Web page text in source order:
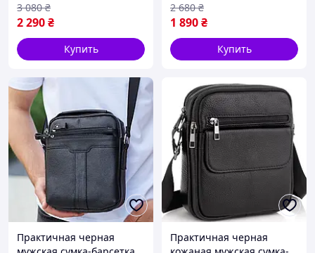
2 290₴
3 080 ₴
Купить
1 890₴
2 680 ₴
Купить
Практичная черная
Практичная черная